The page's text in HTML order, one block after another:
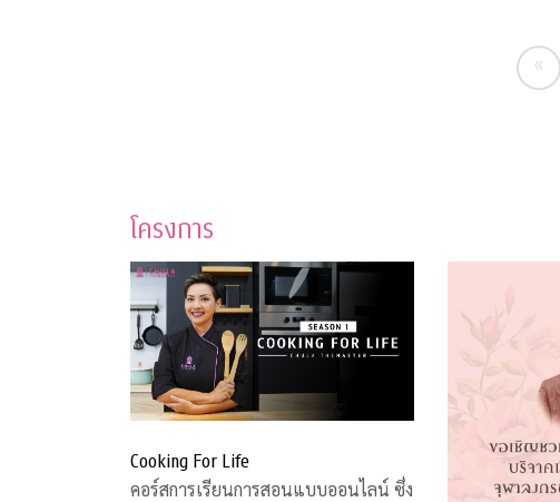
«
โครงการ
Cooking For Life
คอร์สการเรียนการสอนแบบออนไลน์ ซึ่ง